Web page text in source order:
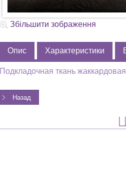
Збільшити зображення
Опис Характеристики
Подкладочная ткань